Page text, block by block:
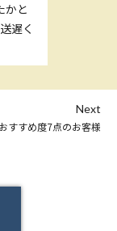
かと
遅く
Next
おすすめ度7点のお客様